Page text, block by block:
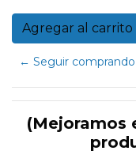
← Seguir comprando
(Mejoramos